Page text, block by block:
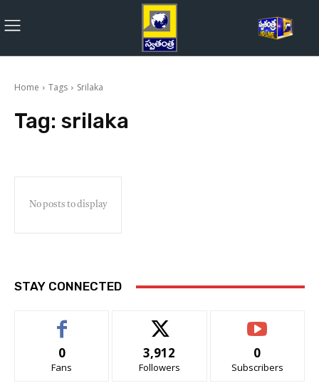
Home Tags Srilaka
Tag: srilaka
No posts to display
STAY CONNECTED
0
Fans
3,912
Followers
0
Subscribers